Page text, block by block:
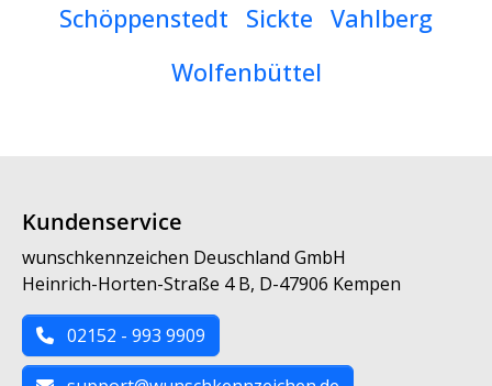
Schöppenstedt
Sickte Vahlberg
Wolfenbüttel
Kundenservice
wunschkennzeichen Deuschland GmbH
Heinrich-Horten-Straße 4 B, D-47906 Kempen
02152 - 993 9909